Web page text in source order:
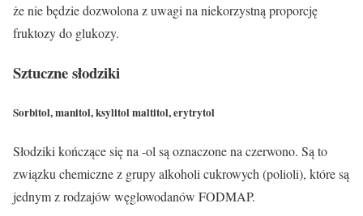
żenie będzie dozwolona z uwagi na niekorzystną proporcję
fruktozy do glukozy.
Sztuczne słodziki
Sorbitol, manitol, ksylitol maltitol, erytrytol
Słodziki kończące się na -ol są oznaczone na czerwono. Są to
związku chemiczne z grupy alkoholi cukrowych (polioli), które są
jednym z rodzajów węglowodanów FODMAP.